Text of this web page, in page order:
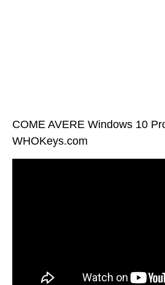
COME AVERE Windows 10
WHOKeys.com